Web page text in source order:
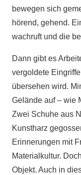
bewegen sich
hörend, gehend.
wachruft und die
Dann gibt es
vergoldete
übersehen wird.
Gelände auf – wie
Zwei Schuhe aus
Kunstharz
Erinnerungen mit
Materialkultur.
Objekt. Auch in